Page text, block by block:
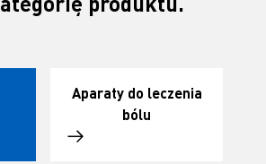
Aparaty do leczenia
bólu